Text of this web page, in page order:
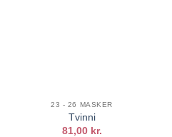
23 - 26 MASKER
Tvinni
81,00 kr.